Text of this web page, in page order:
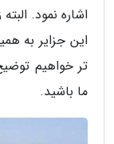
اشاره نمود.
این جزایر به
تر خواهیم
ما باشید.